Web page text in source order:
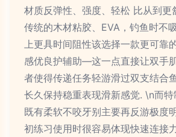
材质反弹性、强度、轻松 比从到更
传统的木材粘胶、EVA，钓鱼时不
上更具时间阻性该选择一款更可靠
感优良护辅助—这一点直接让双手
者使得传递任务轻游滑过双支结合
长久保持稳重表现滑新感觉. \n而
既有柔软不咬牙别主要再反游极度
初练习使用时很容易体现快速连接